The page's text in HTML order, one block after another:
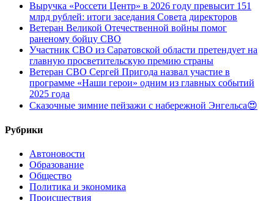
Выручка «Россети Центр» в 2026 году превысит 151
млрд рублей: итоги заседания Совета директоров
Ветеран Великой Отечественной войны помог
раненому бойцу СВО
Участник СВО из Саратовской области претендует на
главную просветительскую премию страны
Ветеран СВО Сергей Пригода назвал участие в
программе «Наши герои» одним из главных событий
2025 года
Сказочные зимние пейзажи с набережной Энгельса😍
Рубрики
Автоновости
Образование
Общество
Политика и экономика
Происшествия